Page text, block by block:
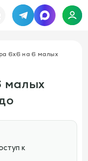
TelegramMAX
6х6 на 6 малых
малых
к